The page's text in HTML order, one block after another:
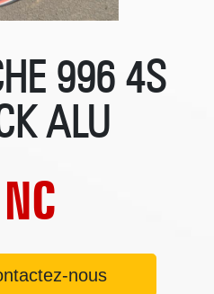
996 4S
ALU
NC
nous